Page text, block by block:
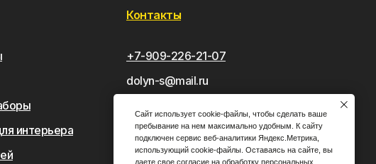
интерьера
Орловская область, г. Орёл.
dolyn-s@mail.ru
+7-909-226-21-07
Контакты
Сайт использует cookie-файлы, чтобы сделать ваше
пребывание на нем максимально удобным. К cайту
подключен сервис веб-аналитики Яндекс.Метрика,
использующий cookie-файлы. Оставаясь на сайте, вы
даете свое согласие на обработку персональных